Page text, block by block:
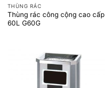
THÙNG RÁC
Thùng rác công cộng cao cấp
60L G60G